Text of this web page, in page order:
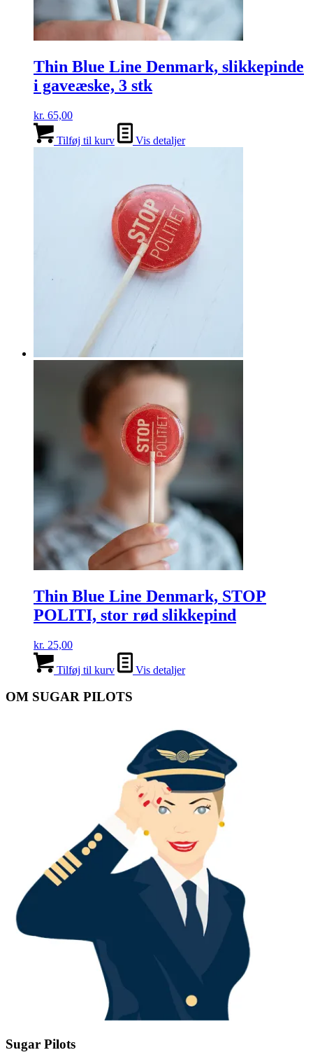
Thin Blue Line Denmark, slikkepinde
i gaveæske, 3 stk
kr. 65,00
Tilføj til kurv Vis detaljer
Thin Blue Line Denmark, STOP
POLITI, stor rød slikkepind
kr. 25,00
Tilføj til kurv Vis detaljer
OM SUGAR PILOTS
Sugar Pilots